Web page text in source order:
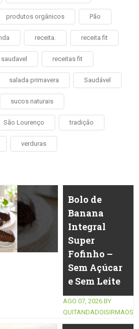
produtos orgânicos Pão
receita. receita fit
receitas fit
salada primavera Saudável
sucos naturais
São Lourenço tradição
verduras
Bolo de
Banana
Integral
Super
Fofinho –
Sem Açúcar
e Sem Leite
AGO 07, 2026 BY
QUITANDADOISIRMAOS